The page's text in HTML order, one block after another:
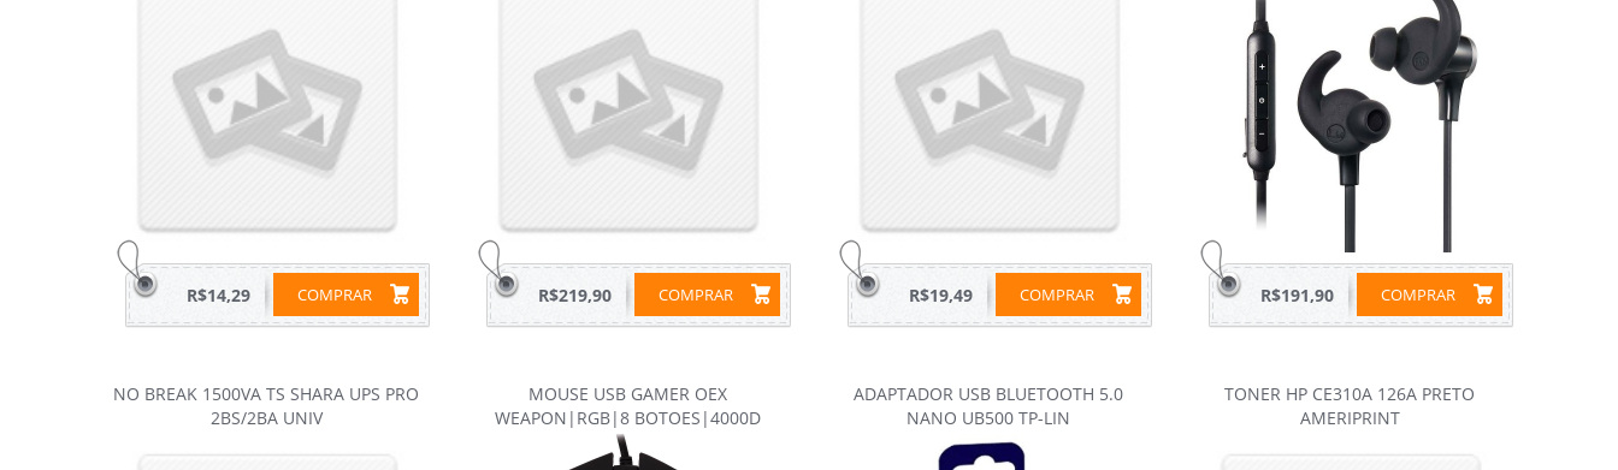
COMPRAR
R$14,29 COMPRAR
R$219,90 COMPRAR
R$19,49 COMPRAR
R$191,90
NO BREAK 1500VA TS SHARA UPS PRO
2BS/2BA UNIV
MOUSE USB GAMER OEX
WEAPON|RGB|8 BOTOES|4000D
ADAPTADOR USB BLUETOOTH 5.0
NANO UB500 TP-LIN
TONER HP CE310A 126A PRETO
AMERIPRINT